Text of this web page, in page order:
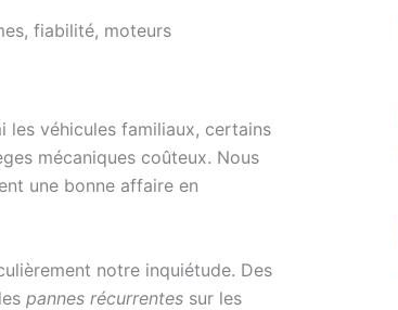
fiabilité, moteurs
les véhicules familiaux, certains
mécaniques coûteux. Nous
une bonne affaire en
notre inquiétude. Des
pannes récurrentes sur les